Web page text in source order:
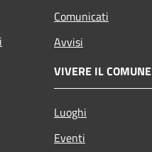
Comunicati
Avvisi
VIVERE IL COMUNE
Luoghi
Eventi